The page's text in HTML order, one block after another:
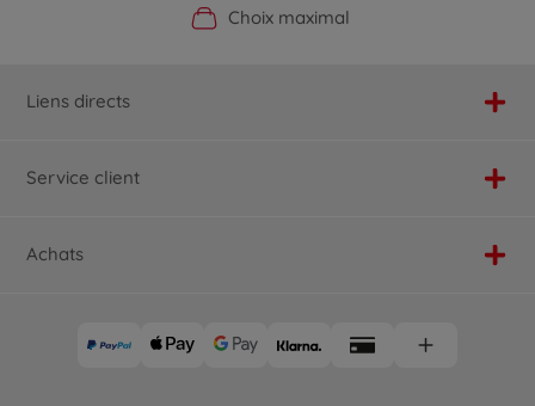
Boutique officielle du fabricant
Choix maximal
Service personnalisé
Livraison rapide
Liens directs
Service client
Achats